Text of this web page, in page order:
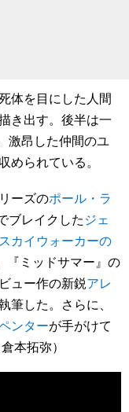
体を目にした人間
き出す。後半は一
激昂した仲間のユ
められている。
ーズのポール・ラ
ブレイクしたジェ
カイウォーカーの
『ミッドサマー』の
ュー作の新鋭アレ
筆した。さらに、
ンターが手がけて
本拓弥）